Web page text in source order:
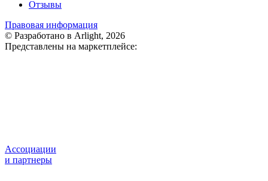
Отзывы
Правовая информация
© Разработано в Arlight, 2026
Представлены на маркетплейсе:
Ассоциации
и партнеры